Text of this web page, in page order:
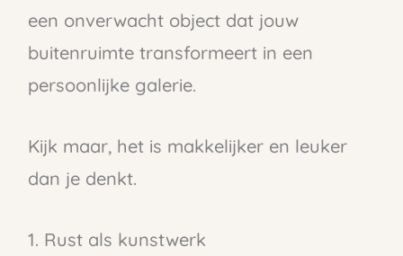
een onverwacht object dat jouw
buitenruimte transformeert in een
persoonlijke galerie.
Kijk maar, het is makkelijker en leuker
dan je denkt.
1. Rust als kunstwerk